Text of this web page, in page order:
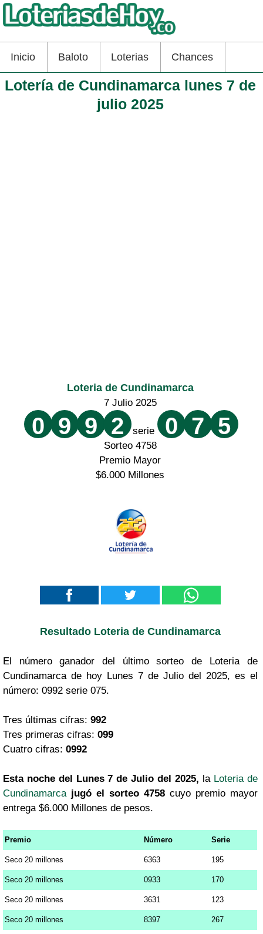
Inicio Baloto Loterias Chances
Lotería de Cundinamarca lunes 7 de
julio 2025
Loteria de Cundinamarca
7 Julio 2025
0 9 9 2 serie 0 7 5
Sorteo 4758
Premio Mayor
$6.000 Millones
Resultado Loteria de Cundinamarca
El número ganador del último sorteo de Loteria de
Cundinamarca de hoy Lunes 7 de Julio del 2025, es el
número: 0992 serie 075.
Tres últimas cifras: 992
Tres primeras cifras: 099
Cuatro cifras: 0992
Esta noche del Lunes 7 de Julio del 2025, la Loteria de
Cundinamarca jugó el sorteo 4758cuyo premio mayor
entrega $6.000 Millones de pesos.
Premio Número Serie
Seco 20 millones 6363 195
Seco 20 millones 0933 170
Seco 20 millones 3631 123
Seco 20 millones 8397 267